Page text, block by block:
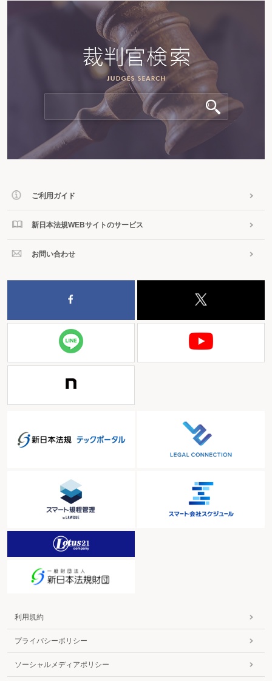
ご利用ガイド
新日本法規WEBサイトのサービス
お問い合わせ
利用規約
プライバシーポリシー
ソーシャルメディアポリシー